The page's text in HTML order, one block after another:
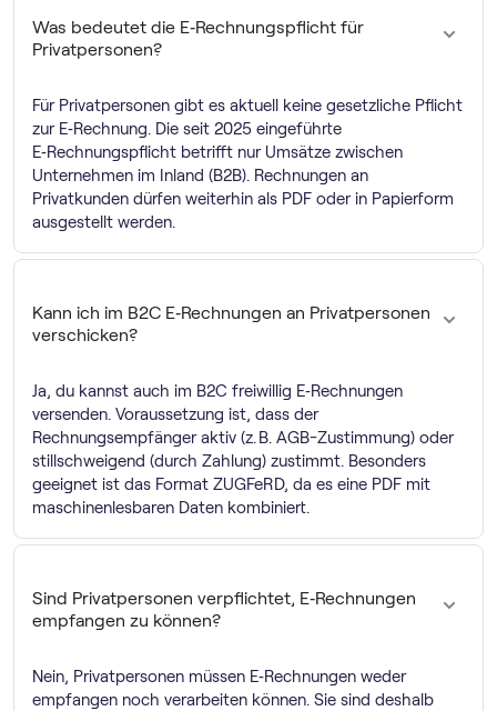
Was bedeutet die E‑Rechnungspflicht für
Privatpersonen?
Für Privatpersonen gibt es aktuell keine gesetzliche Pflicht
zur E‑Rechnung. Die seit 2025 eingeführte
E‑Rechnungspflicht betrifft nur Umsätze zwischen
Unternehmen im Inland (B2B). Rechnungen an
Privatkunden dürfen weiterhin als PDF oder in Papierform
ausgestellt werden.
Kann ich im B2C E‑Rechnungen an Privatpersonen
verschicken?
Ja, du kannst auch im B2C freiwillig E‑Rechnungen
versenden. Voraussetzung ist, dass der
Rechnungsempfänger aktiv (z. B. AGB-Zustimmung) oder
stillschweigend (durch Zahlung) zustimmt. Besonders
geeignet ist das Format ZUGFeRD, da es eine PDF mit
maschinenlesbaren Daten kombiniert.
Sind Privatpersonen verpflichtet, E‑Rechnungen
empfangen zu können?
Nein, Privatpersonen müssen E‑Rechnungen weder
empfangen noch verarbeiten können. Sie sind deshalb